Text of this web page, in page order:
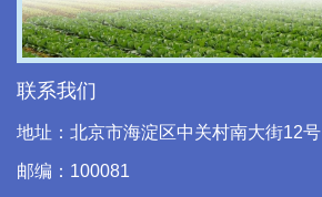
Video
联系我们
地址：北京市海淀区中关村南大街12号
邮编：100081